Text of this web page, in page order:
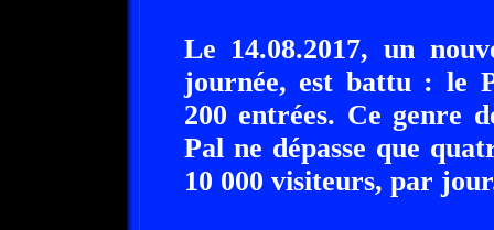
Le 14.08.2017, un
journée, est battu : le
200 entrées. Ce genre
Pal ne dépasse que
10 000 visiteurs, par